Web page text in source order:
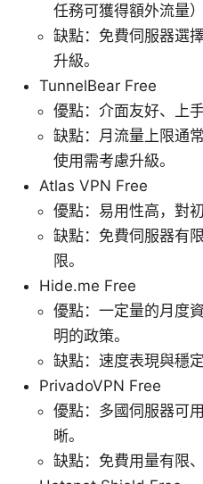
任務可獲得額外流量
缺點：免費伺服器選
升級。
TunnelBear Free
優點：介面友好、上
缺點：月流量上限通
使用需考慮升級。
Atlas VPN Free
優點：易用性高，對
缺點：免費伺服器有
限。
Hide.me Free
優點：一定量的月度
明的政策。
缺點：速度表現與穩
PrivadoVPN Free
優點：多國伺服器可
晰。
缺點：免費用量有限